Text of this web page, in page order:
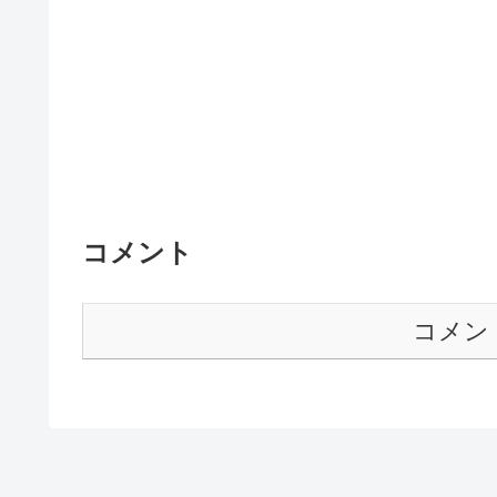
コメント
コメン